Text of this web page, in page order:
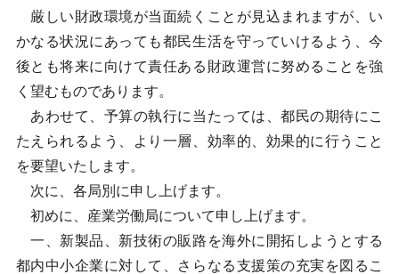
厳しい財政環境が当面続くことが見込まれますが、い
かなる状況にあっても都民生活を守っていけるよう、今
後とも将来に向けて責任ある財政運営に努めることを強
く望むものであります。
あわせて、予算の執行に当たっては、都民の期待にこ
たえられるよう、より一層、効率的、効果的に行うこと
を要望いたします。
次に、各局別に申し上げます。
初めに、産業労働局について申し上げます。
一、新製品、新技術の販路を海外に開拓しようとする
都内中小企業に対して、さらなる支援策の充実を図るこ